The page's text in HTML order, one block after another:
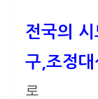
전국의 시
구,조정
로